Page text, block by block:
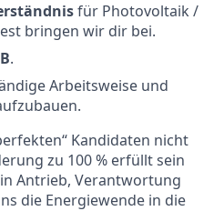
für Photovoltaik /
bringen wir dir bei.
.
Arbeitsweise und
Kandidaten nicht
zu 100 % erfüllt sein
Antrieb, Verantwortung
die Energiewende in die